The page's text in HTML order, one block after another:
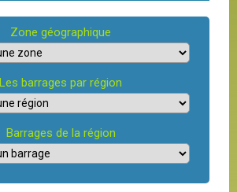
Zone géographique
Les barrages par région
Barrages de la région